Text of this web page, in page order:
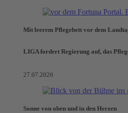
Mit leerem Pflegebett vor dem
LIGA fordert Regierung auf, das
27.07.2026
Sonne von oben und in den Herzen